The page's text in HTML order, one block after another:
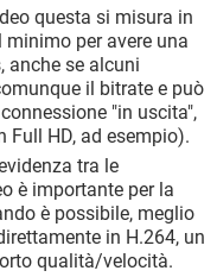
questa si misura in
per avere una
anche se alcuni
il bitrate e può
"in uscita",
HD, ad esempio).
tra le
è importante per la
è possibile, meglio
in H.264, un
qualità/velocità.